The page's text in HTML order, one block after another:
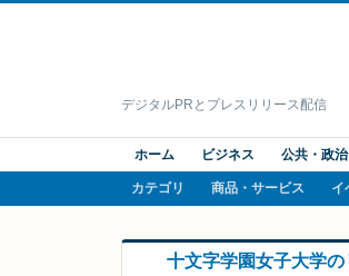
デジタルPRとプレスリリース配信
ホーム ビジネス 公共・政治
カテゴリ 商品・サービス イ
十文字学園女子大学